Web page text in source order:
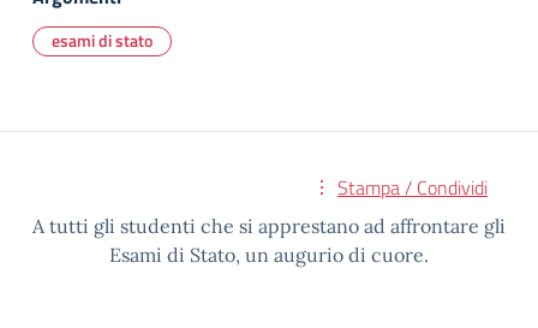
esami di stato
Stampa / Condividi
A tutti gli studenti che si apprestano ad affrontare gli
Esami di Stato, un augurio di cuore.